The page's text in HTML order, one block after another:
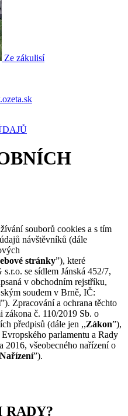
Ze zákulisí
souborů cookies a s tím
návštěvníků (dále
stránky”), které
se sídlem Jánská 452/7,
v obchodním rejstříku,
soudem v Brně, IČ:
”). Zpracování a ochrana těchto
zákona č. 110/2019 Sb. o
předpisů (dále jen ,,Zákon”),
parlamentu a Rady
všeobecného nařízení o
Nařízení”).
RADY?